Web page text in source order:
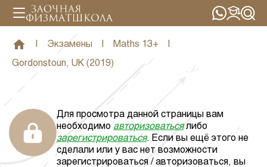
Экзамены Maths 13+
Gordonstoun, UK (2019)
Для просмотра данной страницы вам
необходимо авторизоваться либо
зарегистрироваться. Если вы ещё этого не
сделали или у вас нет возможности
зарегистрироваться / авторизоваться, вы